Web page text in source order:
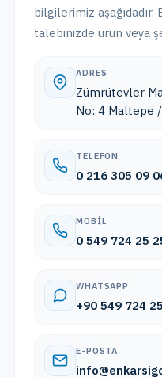
bilgilerimiz aşağıdadır.
talebinizde ürün veya
ADRES
Zümrütevler
No: 4 Maltepe
TELEFON
0 216 305 09
MOBIL
0 549 724 25
WHATSAPP
+90 549 724
E-POSTA